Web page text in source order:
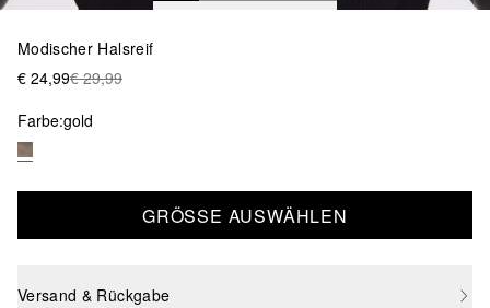
Modischer Halsreif
€ 24,99€ 29,99
Farbe:gold
GRÖSSE AUSWÄHLEN
Versand & Rückgabe